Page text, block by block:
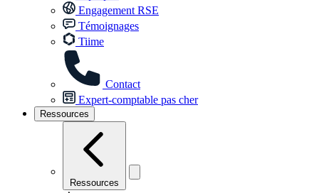
Engagement RSE
Témoignages
Tiime
Contact
Expert-comptable pas cher
Ressources
Ressources